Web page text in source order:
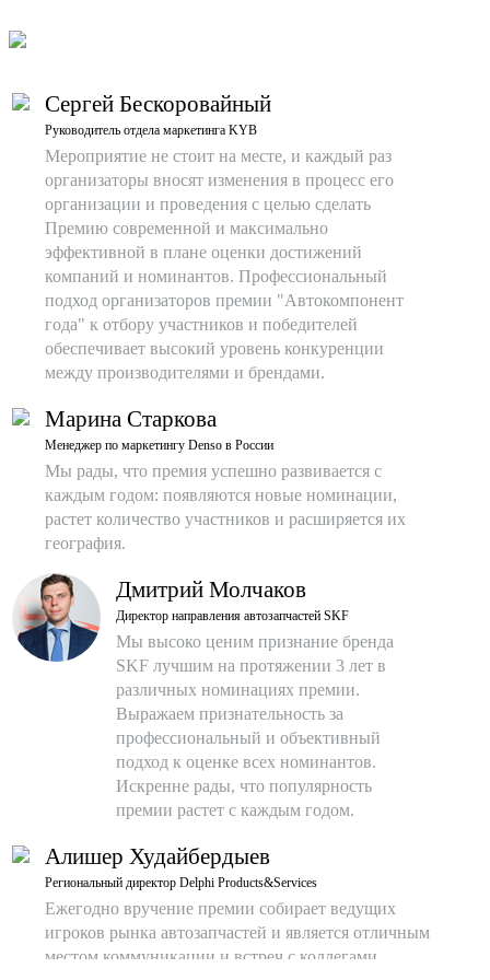
Сергей Бескоровайный
Руководитель отдела маркетинга KYB
Мероприятие не стоит на месте, и каждый раз
организаторы вносят изменения в процесс его
организации и проведения с целью сделать
Премию современной и максимально
эффективной в плане оценки достижений
компаний и номинантов. Профессиональный
подход организаторов премии "Автокомпонент
года" к отбору участников и победителей
обеспечивает высокий уровень конкуренции
между производителями и брендами.
Марина Старкова
Менеджер по маркетингу Denso в России
Мы рады, что премия успешно развивается с
каждым годом: появляются новые номинации,
растет количество участников и расширяется их
география.
Дмитрий Молчаков
Директор направления автозапчастей SKF
Мы высоко ценим признание бренда
SKF лучшим на протяжении 3 лет в
различных номинациях премии.
Выражаем признательность за
профессиональный и объективный
подход к оценке всех номинантов.
Искренне рады, что популярность
премии растет с каждым годом.
Алишер Худайбердыев
Региональный директор Delphi Products&Services
Ежегодно вручение премии собирает ведущих
игроков рынка автозапчастей и является отличным
местом коммуникации и встреч с коллегами,